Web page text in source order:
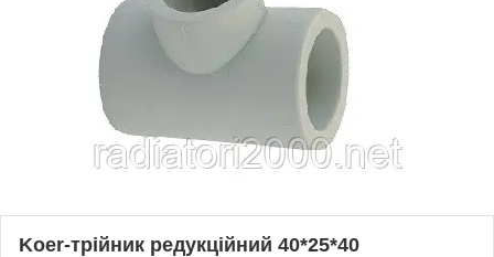
Koer-трійник редукційний 40*25*40